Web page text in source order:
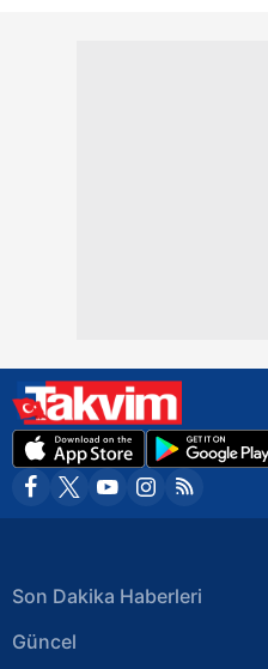
Son Dakika Haberleri
Güncel